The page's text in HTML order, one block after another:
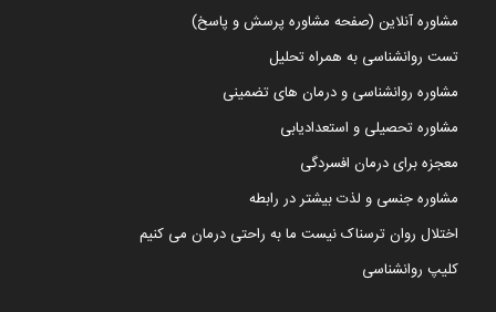
مشاوره آنلاین (صفحه مشاوره پرسش و پاسخ)
تست روانشناسی به همراه تحلیل
مشاوره روانشناسی و درمان های تضمینی
مشاوره تحصیلی و استعدادیابی
معجزه برای درمان افسردگی
مشاوره جنسی و لذت بیشتر در رابطه
اختلال روان ترسناک نیست ما به راحتی درمان می کنیم
کلیپ روانشناسی